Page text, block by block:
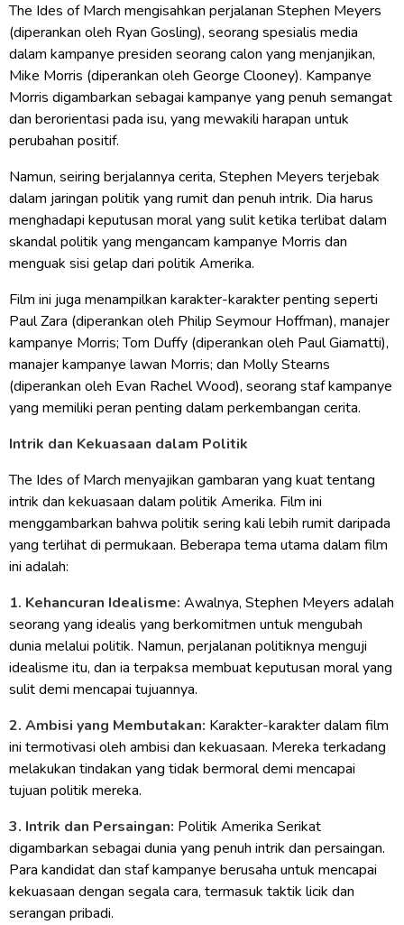
The Ides of March mengisahkan perjalanan Stephen Meyers
(diperankan oleh Ryan Gosling), seorang spesialis media
dalam kampanye presiden seorang calon yang menjanjikan,
Mike Morris (diperankan oleh George Clooney). Kampanye
Morris digambarkan sebagai kampanye yang penuh semangat
dan berorientasi pada isu, yang mewakili harapan untuk
perubahan positif.
Namun, seiring berjalannya cerita, Stephen Meyers terjebak
dalam jaringan politik yang rumit dan penuh intrik. Dia harus
menghadapi keputusan moral yang sulit ketika terlibat dalam
skandal politik yang mengancam kampanye Morris dan
menguak sisi gelap dari politik Amerika.
Film ini juga menampilkan karakter-karakter penting seperti
Paul Zara (diperankan oleh Philip Seymour Hoffman), manajer
kampanye Morris; Tom Duffy (diperankan oleh Paul Giamatti),
manajer kampanye lawan Morris; dan Molly Stearns
(diperankan oleh Evan Rachel Wood), seorang staf kampanye
yang memiliki peran penting dalam perkembangan cerita.
Intrik dan Kekuasaan dalam Politik
The Ides of March menyajikan gambaran yang kuat tentang
intrik dan kekuasaan dalam politik Amerika. Film ini
menggambarkan bahwa politik sering kali lebih rumit daripada
yang terlihat di permukaan. Beberapa tema utama dalam film
ini adalah:
1. Kehancuran Idealisme: Awalnya, Stephen Meyers adalah
seorang yang idealis yang berkomitmen untuk mengubah
dunia melalui politik. Namun, perjalanan politiknya menguji
idealisme itu, dan ia terpaksa membuat keputusan moral yang
sulit demi mencapai tujuannya.
2. Ambisi yang Membutakan: Karakter-karakter dalam film
ini termotivasi oleh ambisi dan kekuasaan. Mereka terkadang
melakukan tindakan yang tidak bermoral demi mencapai
tujuan politik mereka.
3. Intrik dan Persaingan: Politik Amerika Serikat
digambarkan sebagai dunia yang penuh intrik dan persaingan.
Para kandidat dan staf kampanye berusaha untuk mencapai
kekuasaan dengan segala cara, termasuk taktik licik dan
serangan pribadi.